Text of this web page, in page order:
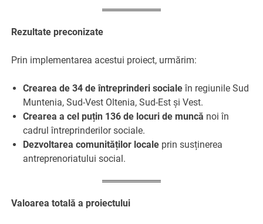
Rezultate preconizate
Prin implementarea acestui proiect, urmărim:
Crearea de 34 de întreprinderi sociale în regiunile Sud
Muntenia, Sud-Vest Oltenia, Sud-Est și Vest.
Crearea a cel puțin 136 de locuri de muncă noi în
cadrul întreprinderilor sociale.
Dezvoltarea comunităților locale prin susținerea
antreprenoriatului social.
Valoarea totală a proiectului